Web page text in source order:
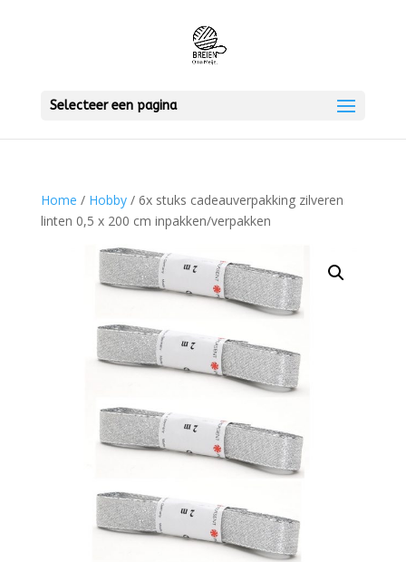
Selecteer een pagina
Home / Hobby/ 6x stuks cadeauverpakking zilveren
linten 0,5 x 200 cm inpakken/verpakken